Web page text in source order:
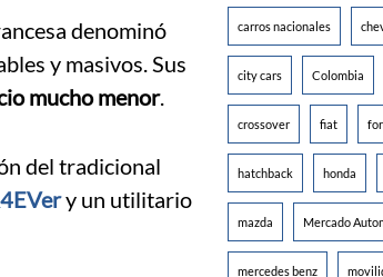
denominó
y masivos. Sus
mucho menor.
del tradicional
y un utilitario
carros nacionales
city cars Colombia
crossover fiat
hatchback honda
mazda Mercado
mercedes benz